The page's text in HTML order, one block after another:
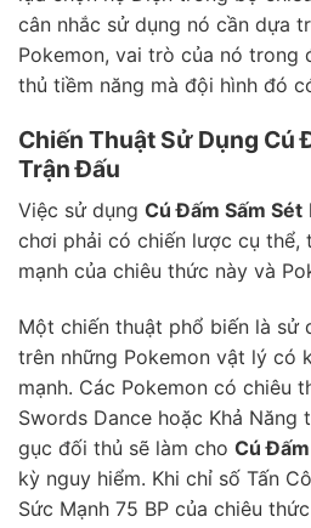
cân nhắc sử dụng nó cần dựa
Pokemon, vai trò của nó trong
thủ tiềm năng mà đội hình đó
Chiến Thuật Sử Dụng Cú
Trận Đấu
Việc sử dụng Cú Đấm Sấm Sét
chơi phải có chiến lược cụ thể,
mạnh của chiêu thức này và
Một chiến thuật phổ biến là sử
trên những Pokemon vật lý có
mạnh. Các Pokemon có chiêu
Swords Dance hoặc Khả Năng
gục đối thủ sẽ làm cho Cú
kỳ nguy hiểm. Khi chỉ số Tấn
Sức Mạnh 75 BP của chiêu